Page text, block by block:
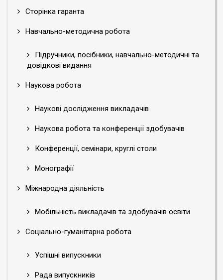
Сторінка гаранта
Навчально-методична робота
Підручники, посібники, навчально-методичні та
довідкові видання
Наукова робота
Наукові дослідження викладачів
Наукова робота та конференції здобувачів
Конференції, семінари, круглі столи
Монографії
Міжнародна діяльність
Мобільність викладачів та здобувачів освіти
Соціально-гуманітарна робота
Успішні випускники
Рада випускників